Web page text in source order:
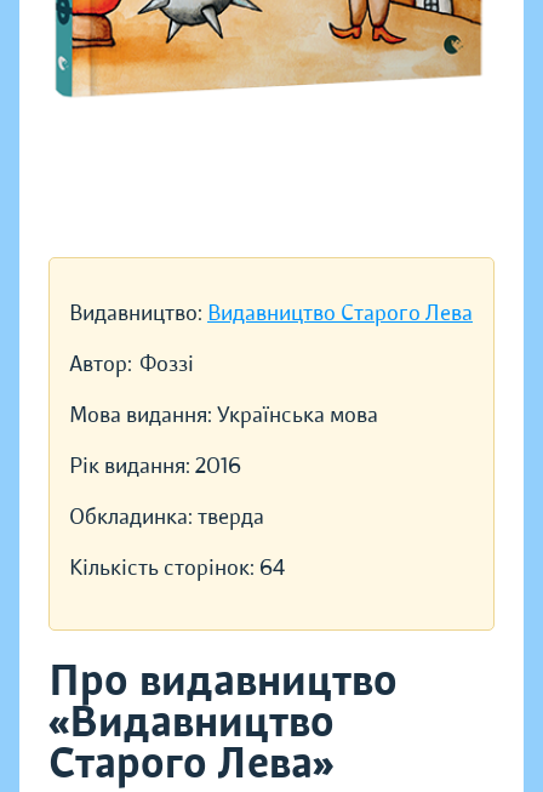
Видавництво: Видавництво Старого Лева
Автор: Фоззі
Мова видання: Українська мова
Рік видання: 2016
Обкладинка: тверда
Кількість сторінок: 64
Про видавництво
«Видавництво
Старого Лева»